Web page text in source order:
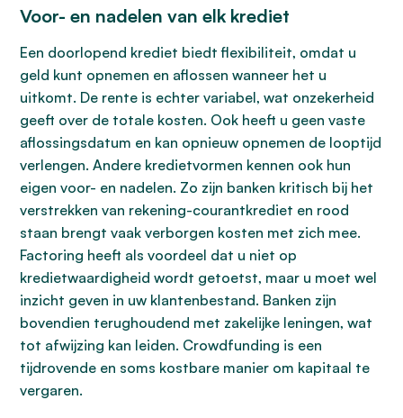
Voor- en nadelen van elk krediet
Een doorlopend krediet biedt flexibiliteit, omdat u
geld kunt opnemen en aflossen wanneer het u
uitkomt. De rente is echter variabel, wat onzekerheid
geeft over de totale kosten. Ook heeft u geen vaste
aflossingsdatum en kan opnieuw opnemen de looptijd
verlengen. Andere kredietvormen kennen ook hun
eigen voor- en nadelen. Zo zijn banken kritisch bij het
verstrekken van rekening-courantkrediet en rood
staan brengt vaak verborgen kosten met zich mee.
Factoring heeft als voordeel dat u niet op
kredietwaardigheid wordt getoetst, maar u moet wel
inzicht geven in uw klantenbestand. Banken zijn
bovendien terughoudend met zakelijke leningen, wat
tot afwijzing kan leiden. Crowdfunding is een
tijdrovende en soms kostbare manier om kapitaal te
vergaren.